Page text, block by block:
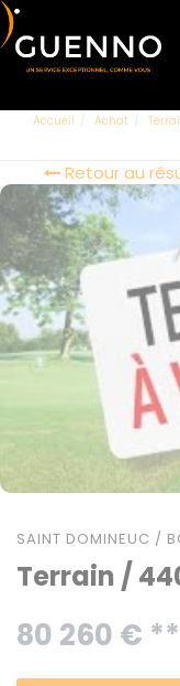
Accueil Achat
Retour au
SAINT DOMINEUC /
Terrain /
80 260 € **